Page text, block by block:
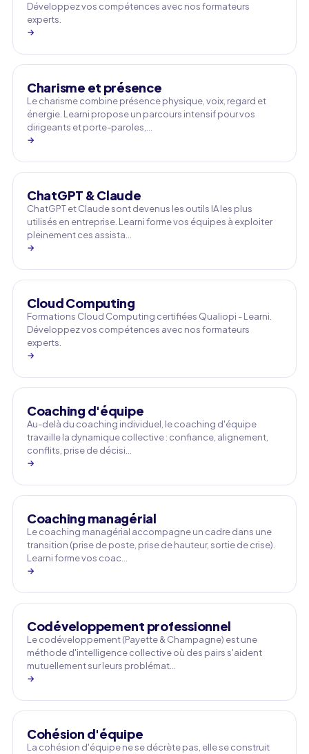
Développez vos compétences avec nos formateurs
experts.
→
Charisme et présence
Le charisme combine présence physique, voix, regard et
énergie. Learni propose un parcours intensif pour vos
dirigeants et porte-paroles,…
→
ChatGPT & Claude
ChatGPT et Claude sont devenus les outils IA les plus
utilisés en entreprise. Learni forme vos équipes à exploiter
pleinement ces assista…
→
Cloud Computing
Formations Cloud Computing certifiées Qualiopi - Learni.
Développez vos compétences avec nos formateurs
experts.
→
Coaching d'équipe
Au-delà du coaching individuel, le coaching d'équipe
travaille la dynamique collective : confiance, alignement,
conflits, prise de décisi…
→
Coaching managérial
Le coaching managérial accompagne un cadre dans une
transition (prise de poste, prise de hauteur, sortie de crise).
Learni forme vos coac…
→
Codéveloppement professionnel
Le codéveloppement (Payette & Champagne) est une
méthode d'intelligence collective où des pairs s'aident
mutuellement sur leurs problémat…
→
Cohésion d'équipe
La cohésion d'équipe ne se décrète pas, elle se construit